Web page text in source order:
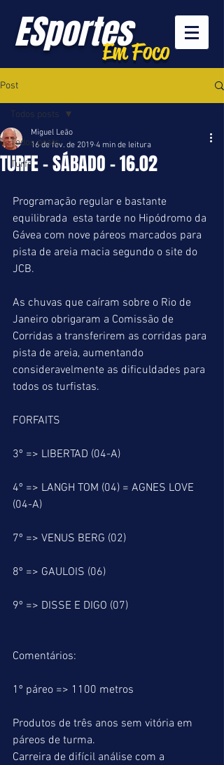
ESportesEm Foco
Post
Todos posts
Turfe
Todos posts
TURFE - SÁBADO - 16.02
Miguel Leão
16 de fev. de 2019 4 min de leitura
Programação regular e bastante
equilibrada  esta tarde no Hipódromo da
Gávea com nove páreos marcados para
pista de areia macia segundo o site do
JCB.
As chuvas que caíram sobre o Rio de
Janeiro obrigaram a Comissão de
Corridas a transferirem as corridas para
pista de areia, aumentando
consideravelmente as dificuldades para
todos os turfistas.
FORFAITS
3º => LIBERTAD (04-A)
4º => LANGH TOM (04) = AGNES LOVE
(04-A)
7º => VENUS BERG (02)
8º => GAULOIS (06)
9º => DISSE E DIGO (07)
Comentários:
1º páreo => 1100 metros
Produtos de três anos sem vitória em
páreos de turma.
Carreira de difícil análise com a